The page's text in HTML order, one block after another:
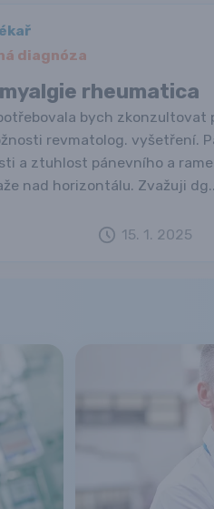
diagnóza
rheumatica
bych zkonzultovat
revmatolog. vyšetření.
a ztuhlost pánevního a
nad horizontálu. Zvažuji
15. 1. 2025